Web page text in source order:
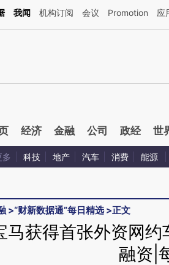
我闻 机构订阅 会议 Promotion 应
经济 金融 公司 政经 世
多 科技 地产 汽车 消费 能源
>“财新数据通”每日精选>正文
马获得首张外资网
融资|